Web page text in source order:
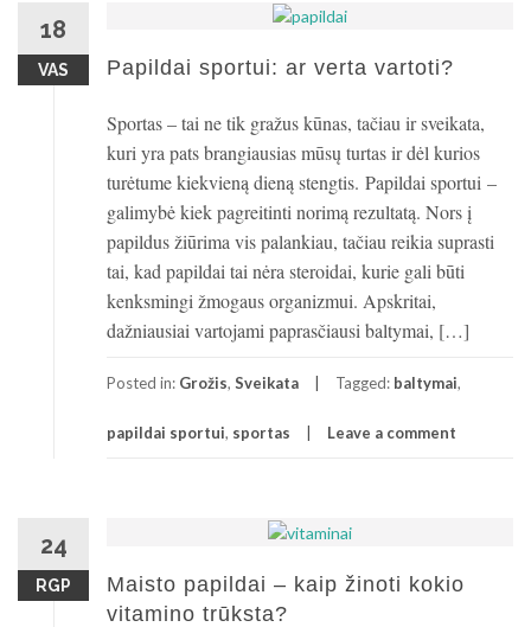
18
VAS Papildai sportui: ar verta vartoti?
Sportas – tai ne tik gražus kūnas, tačiau ir sveikata,
kuri yra pats brangiausias mūsų turtas ir dėl kurios
turėtume kiekvieną dieną stengtis. Papildai sportui –
galimybė kiek pagreitinti norimą rezultatą. Nors į
papildus žiūrima vis palankiau, tačiau reikia suprasti
tai, kad papildai tai nėra steroidai, kurie gali būti
kenksmingi žmogaus organizmui. Apskritai,
dažniausiai vartojami paprasčiausi baltymai, […]
Posted in: Grožis, Sveikata Tagged: baltymai,
papildai sportui, sportas Leave a comment
24
RGP
Maisto papildai – kaip žinoti kokio
vitamino trūksta?